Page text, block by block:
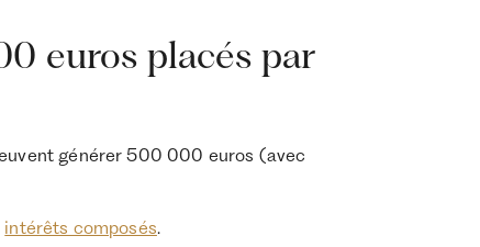
euros placés par
générer 500 000 euros (avec
intérêts composés.